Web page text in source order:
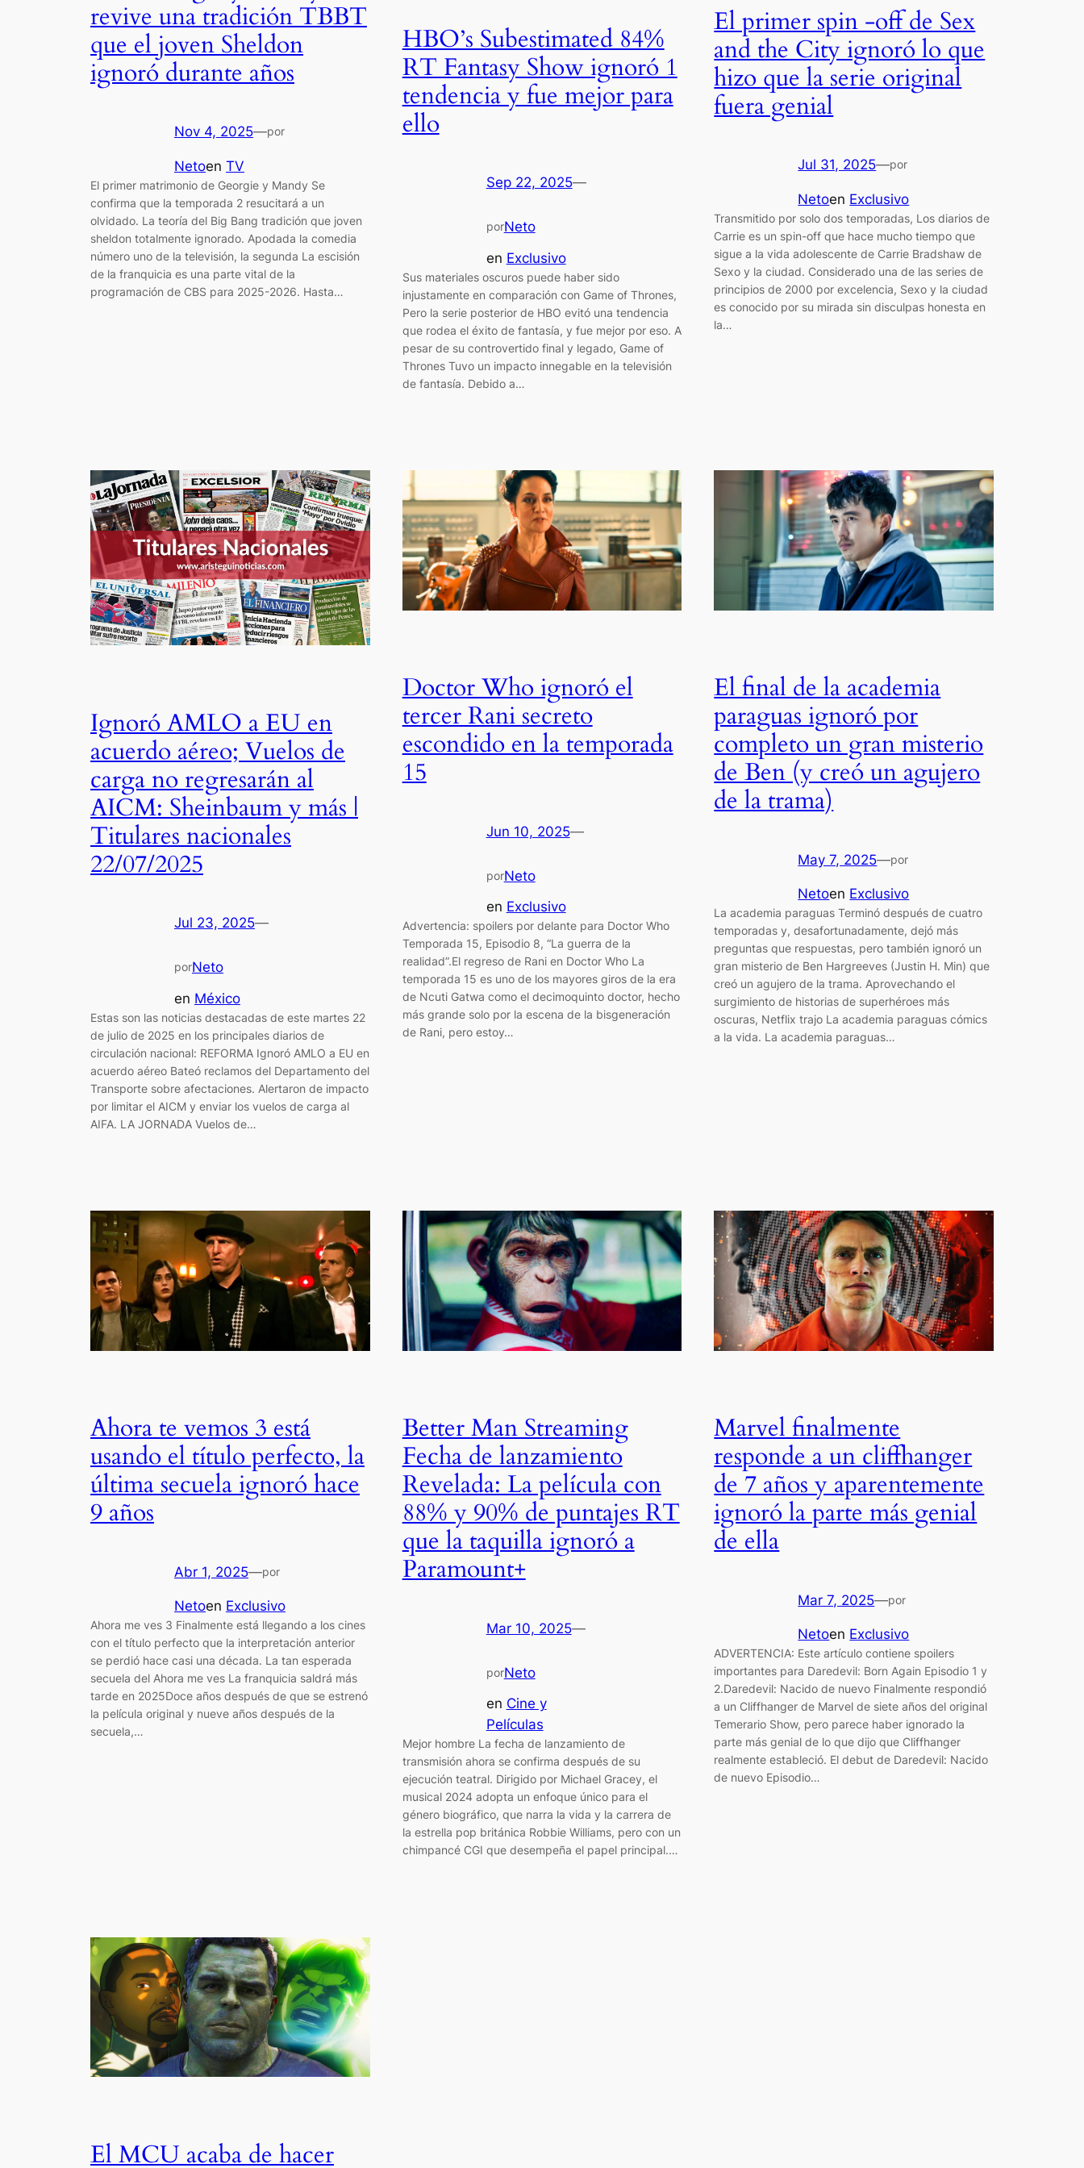
revive una tradición TBBT
que el joven Sheldon
ignoró durante años
Nov 4, 2025—por
Netoen TV
El primer matrimonio de Georgie y Mandy Se
confirma que la temporada 2 resucitará a un
olvidado. La teoría del Big Bang tradición que joven
sheldon totalmente ignorado. Apodada la comedia
número uno de la televisión, la segunda La escisión
de la franquicia es una parte vital de la
programación de CBS para 2025-2026. Hasta…
HBO’s Subestimated 84%
RT Fantasy Show ignoró 1
tendencia y fue mejor para
ello
Sep 22, 2025—
porNeto
en Exclusivo
Sus materiales oscuros puede haber sido
injustamente en comparación con Game of Thrones,
Pero la serie posterior de HBO evitó una tendencia
que rodea el éxito de fantasía, y fue mejor por eso. A
pesar de su controvertido final y legado, Game of
Thrones Tuvo un impacto innegable en la televisión
de fantasía. Debido a…
El primer spin -off de Sex
and the City ignoró lo que
hizo que la serie original
fuera genial
Jul 31, 2025—por
Netoen Exclusivo
Transmitido por solo dos temporadas, Los diarios de
Carrie es un spin-off que hace mucho tiempo que
sigue a la vida adolescente de Carrie Bradshaw de
Sexo y la ciudad. Considerado una de las series de
principios de 2000 por excelencia, Sexo y la ciudad
es conocido por su mirada sin disculpas honesta en
la…
Ignoró AMLO a EU en
acuerdo aéreo; Vuelos de
carga no regresarán al
AICM: Sheinbaum y más |
Titulares nacionales
22/07/2025
Jul 23, 2025—
porNeto
en México
Estas son las noticias destacadas de este martes 22
de julio de 2025 en los principales diarios de
circulación nacional: REFORMA Ignoró AMLO a EU en
acuerdo aéreo Bateó reclamos del Departamento del
Transporte sobre afectaciones. Alertaron de impacto
por limitar el AICM y enviar los vuelos de carga al
AIFA. LA JORNADA Vuelos de…
Doctor Who ignoró el
tercer Rani secreto
escondido en la temporada
15
Jun 10, 2025—
porNeto
en Exclusivo
Advertencia: spoilers por delante para Doctor Who
Temporada 15, Episodio 8, “La guerra de la
realidad”.El regreso de Rani en Doctor Who La
temporada 15 es uno de los mayores giros de la era
de Ncuti Gatwa como el decimoquinto doctor, hecho
más grande solo por la escena de la bisgeneración
de Rani, pero estoy…
El final de la academia
paraguas ignoró por
completo un gran misterio
de Ben (y creó un agujero
de la trama)
May 7, 2025—por
Netoen Exclusivo
La academia paraguas Terminó después de cuatro
temporadas y, desafortunadamente, dejó más
preguntas que respuestas, pero también ignoró un
gran misterio de Ben Hargreeves (Justin H. Min) que
creó un agujero de la trama. Aprovechando el
surgimiento de historias de superhéroes más
oscuras, Netflix trajo La academia paraguas cómics
a la vida. La academia paraguas…
Ahora te vemos 3 está
usando el título perfecto, la
última secuela ignoró hace
9 años
Abr 1, 2025—por
Netoen Exclusivo
Ahora me ves 3 Finalmente está llegando a los cines
con el título perfecto que la interpretación anterior
se perdió hace casi una década. La tan esperada
secuela del Ahora me ves La franquicia saldrá más
tarde en 2025Doce años después de que se estrenó
la película original y nueve años después de la
secuela,…
Better Man Streaming
Fecha de lanzamiento
Revelada: La película con
88% y 90% de puntajes RT
que la taquilla ignoró a
Paramount+
Mar 10, 2025—
porNeto
en Cine y
Películas
Mejor hombre La fecha de lanzamiento de
transmisión ahora se confirma después de su
ejecución teatral. Dirigido por Michael Gracey, el
musical 2024 adopta un enfoque único para el
género biográfico, que narra la vida y la carrera de
la estrella pop británica Robbie Williams, pero con un
chimpancé CGI que desempeña el papel principal.…
Marvel finalmente
responde a un cliffhanger
de 7 años y aparentemente
ignoró la parte más genial
de ella
Mar 7, 2025—por
Netoen Exclusivo
ADVERTENCIA: Este artículo contiene spoilers
importantes para Daredevil: Born Again Episodio 1 y
2.Daredevil: Nacido de nuevo Finalmente respondió
a un Cliffhanger de Marvel de siete años del original
Temerario Show, pero parece haber ignorado la
parte más genial de lo que dijo que Cliffhanger
realmente estableció. El debut de Daredevil: Nacido
de nuevo Episodio…
El MCU acaba de hacer